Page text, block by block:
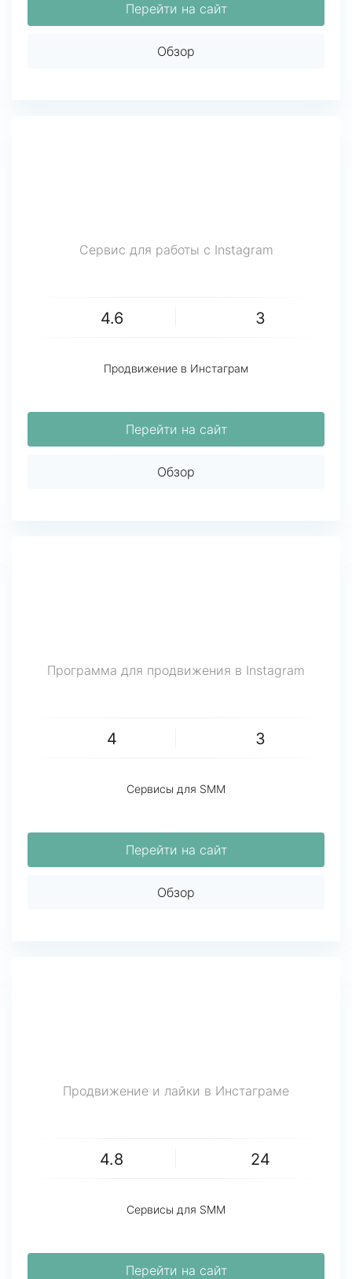
Перейти на сайт
Обзор
Сервис для работы с Instagram
4.6 3
Продвижение в Инстаграм
Перейти на сайт
Обзор
Программа для продвижения в Instagram
4 3
Сервисы для SMM
Перейти на сайт
Обзор
Продвижение и лайки в Инстаграме
4.8 24
Сервисы для SMM
Перейти на сайт